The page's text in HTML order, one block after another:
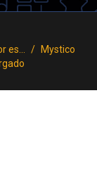
es...
Mystico